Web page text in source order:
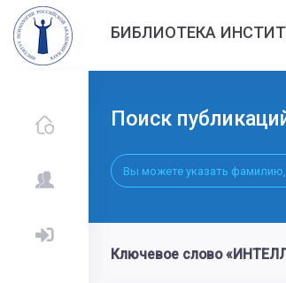
БИБЛИОТЕКА
Поиск
Ключевое слово